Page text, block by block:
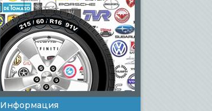
Информация